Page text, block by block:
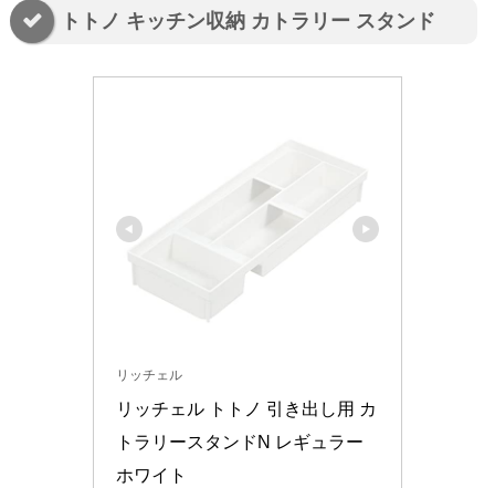
トトノ キッチン収納 カトラリー スタンド
リッチェル
リッチェル トトノ 引き出し用 カ
トラリースタンドN レギュラー
ホワイト